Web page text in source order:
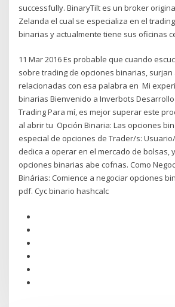
successfully. BinaryTilt es un broker
Zelanda el cual se especializa en el
binarias y actualmente tiene sus oficinas
11 Mar 2016 Es probable que cuando
sobre trading de opciones binarias,
relacionadas con esa palabra en Mi
binarias Bienvenido a Inverbots
Trading Para mí, es mejor superar este
al abrir tu Opción Binaria: Las opciones
especial de opciones de Trader/s:
dedica a operar en el mercado de bolsas,
opciones binarias abe cofnas. Como
Binárias: Comience a negociar opciones
pdf. Cyc binario hashcalc